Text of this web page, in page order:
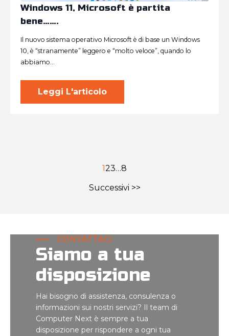
Windows 11, Microsoft è partita
bene…….
Il nuovo sistema operativo Microsoft è di base un Windows
10, è “stranamente” leggero e “molto veloce”, quando lo
abbiamo…
Leggi L'articolo
123…8
Successivi >>
CONTATTACI
Siamo a tua
disposizione
Hai bisogno di assistenza, consulenza o
informazioni sui nostri servizi? Il team di
Computer Next è sempre a tua
disposizione per rispondere a ogni tua